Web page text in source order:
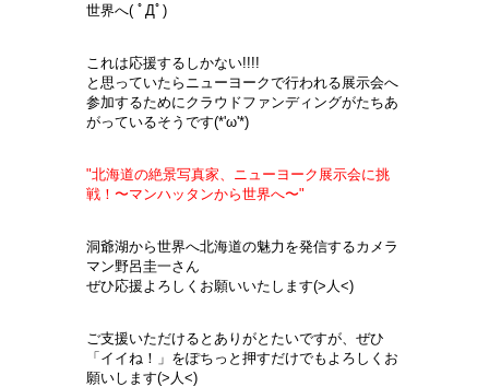
世界へ( ﾟДﾟ)
これは応援するしかない!!!!
と思っていたらニューヨークで行われる展示会へ
参加するためにクラウドファンディングがたちあ
がっているそうです(*'ω'*)
"北海道の絶景写真家、ニューヨーク展示会に挑
戦！〜マンハッタンから世界へ〜"
洞爺湖から世界へ北海道の魅力を発信するカメラ
マン野呂圭一さん
ぜひ応援よろしくお願いいたします(>人<)
ご支援いただけるとありがとたいですが、ぜひ
「イイね！」をぽちっと押すだけでもよろしくお
願いします(>人<)